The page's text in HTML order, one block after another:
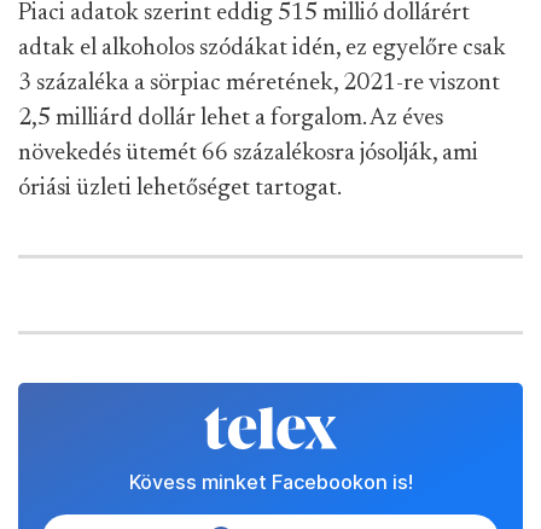
Piaci adatok szerint eddig 515 millió dollárért
adtak el alkoholos szódákat idén, ez egyelőre csak
3 százaléka a sörpiac méretének, 2021-re viszont
2,5 milliárd dollár lehet a forgalom. Az éves
növekedés ütemét 66 százalékosra jósolják, ami
óriási üzleti lehetőséget tartogat.
Kövess minket Facebookon is!